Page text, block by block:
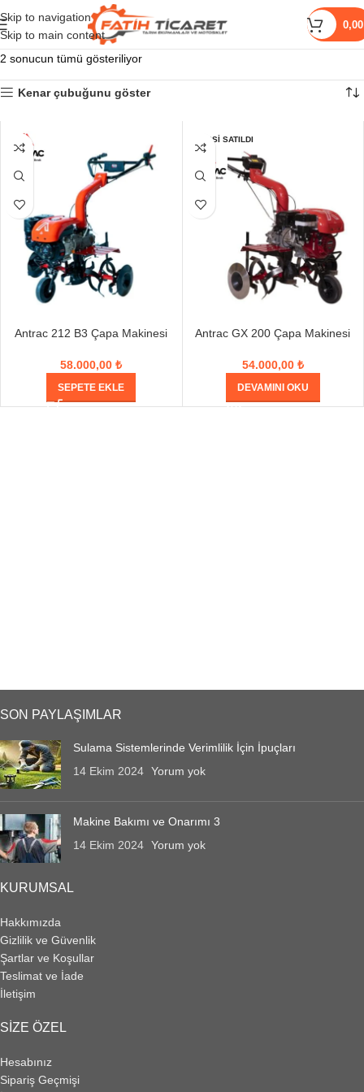
Skip to navigation
Skip to main content
2 sonucun tümü gösteriliyor
Kenar çubuğunu göster
Antrac 212 B3 Çapa Makinesi
58.000,00₺
SEPETE EKLE
HEPSI SATILDI
Antrac GX 200 Çapa Makinesi
54.000,00 ₺
DEVAMINI OKU
SON PAYLAŞIMLAR
Sulama Sistemlerinde Verimlilik İçin İpuçları
14 Ekim 2024 Yorum yok
Makine Bakımı ve Onarımı 3
14 Ekim 2024 Yorum yok
KURUMSAL
Hakkımızda
Gizlilik ve Güvenlik
Şartlar ve Koşullar
Teslimat ve İade
İletişim
SIZE ÖZEL
Hesabınız
Sipariş Geçmişi